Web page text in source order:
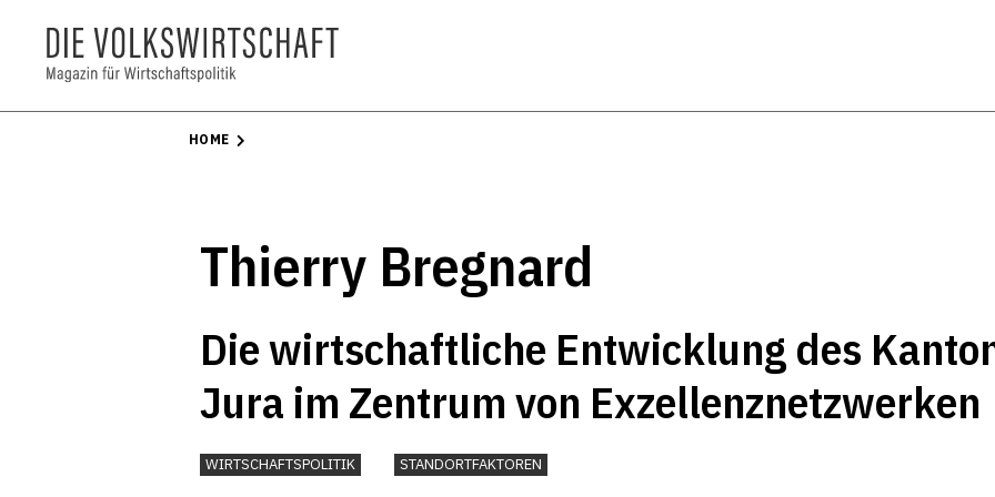
HOME
Thierry Bregnard
Die wirtschaftliche Entwicklung des
Jura im Zentrum von Exzellenznetzwerken
WIRTSCHAFTSPOLITIK STANDORTFAKTOREN